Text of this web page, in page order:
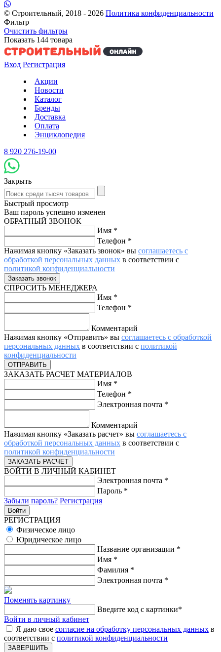
© Строительный, 2018 - 2026 Политика конфиденциальности
Фильтр
Очистить фильтры
Показать 144 товара
Вход Регистрация
Акции
Новости
Каталог
Бренды
Доставка
Оплата
Энциклопедия
8 920 276-19-00
Закрыть
Быстрый просмотр
Ваш пароль успешно изменен
ОБРАТНЫЙ ЗВОНОК
Имя *
Телефон *
Нажимая кнопку «Заказать звонок» вы соглашаетесь с
обработкой персональных данных в соответствии с
политикой конфиденциальности
СПРОСИТЬ МЕНЕДЖЕРА
Имя *
Телефон *
Комментарий
Нажимая кнопку «Отправить» вы соглашаетесь с обработкой
персональных данных в соответствии с политикой
конфиденциальности
ЗАКАЗАТЬ РАСЧЕТ МАТЕРИАЛОВ
Имя *
Телефон *
Электронная почта *
Комментарий
Нажимая кнопку «Заказать расчет» вы соглашаетесь с
обработкой персональных данных в соответствии с
политикой конфиденциальности
ВОЙТИ В ЛИЧНЫЙ КАБИНЕТ
Электронная почта *
Пароль *
Забыли пароль? Регистрация
РЕГИСТРАЦИЯ
Физическое лицо
Юридическое лицо
Название организации *
Имя *
Фамилия *
Электронная почта *
Поменять картинку
Введите код с картинки*
Войти в личный кабинет
Я даю свое согласие на обработку персональных данных в
соответствии с политикой конфиденциальности